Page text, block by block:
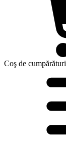
Coş de cumpărături